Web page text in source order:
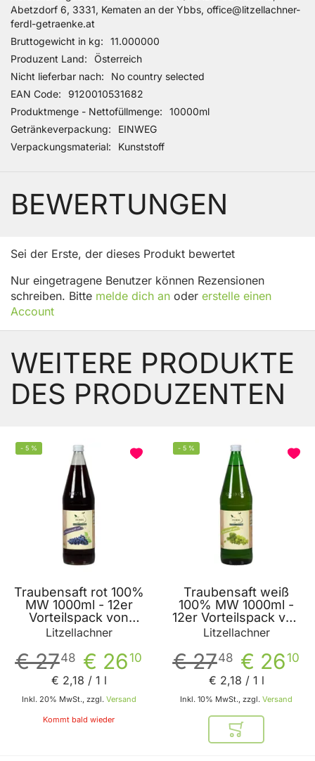
Abetzdorf 6, 3331, Kematen an der Ybbs, office@litzellachner-
ferdl-getraenke.at
Bruttogewicht in kg
11.000000
Produzent Land
Österreich
Nicht lieferbar nach
No country selected
EAN Code
9120010531682
Produktmenge - Nettofüllmenge
10000ml
Getränkeverpackung
EINWEG
Verpackungsmaterial
Kunststoff
BEWERTUNGEN
Sei der Erste, der dieses Produkt bewertet
Nur eingetragene Benutzer können Rezensionen
schreiben. Bitte melde dich an oder erstelle einen
Account
WEITERE PRODUKTE
DES PRODUZENTEN
- 5 %
Traubensaft rot 100%
MW 1000ml - 12er
Vorteilspack von
Litzellachner
Litzellachner
€ 2610
€ 2748
Inkl. 20% MwSt., zzgl. Versand
€ 2,18 / 1 l
Kommt bald wieder
- 5 %
Traubensaft weiß
100% MW 1000ml -
12er Vorteilspack von
Litzellachner
Litzellachner
€ 2610
€ 2748
Inkl. 10% MwSt., zzgl. Versand
€ 2,18 / 1 l
In den